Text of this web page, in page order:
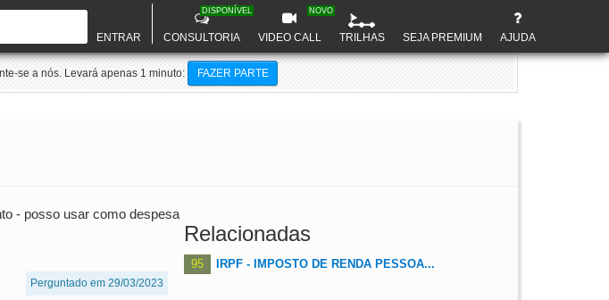
ENTRAR CONSULTORIA
DISPONÍVEL
VIDEO CALL
NOVO
TRILHAS SEJA PREMIUM AJUDA
se a nós. Levará apenas 1 minuto: FAZER PARTE
- posso usar como despesa
Perguntado em 29/03/2023
Relacionadas
95 IRPF - IMPOSTO DE RENDA PESSOA...